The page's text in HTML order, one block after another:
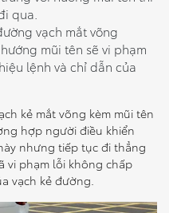
qua.
vạch mắt võng
mũi tên sẽ vi phạm
lệnh và chỉ dẫn của
kẻ mắt võng kèm mũi tên
hợp người điều khiển
nhưng tiếp tục đi thẳng
vi phạm lỗi không chấp
vạch kẻ đường.